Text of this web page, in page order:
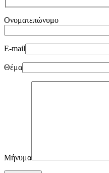
Ονοματεπώνυμο
E-mail
Θέμα
Μήνυμα